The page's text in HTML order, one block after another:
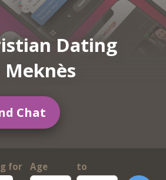
Dating
Chat
for
Age
to